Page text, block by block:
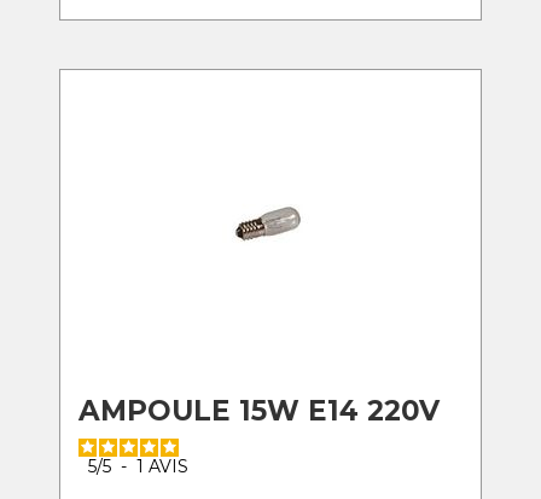
AMPOULE 15W E14 220V
5/5 - 1 AVIS